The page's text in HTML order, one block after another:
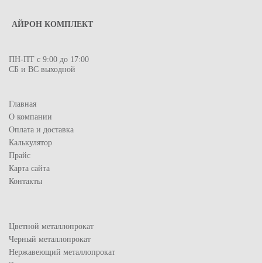
АЙРОН КОМПЛЕКТ
ПН-ПТ с 9:00 до 17:00
СБ и ВС выходной
Главная
О компании
Оплата и доставка
Калькулятор
Прайс
Карта сайта
Контакты
Цветной металлопрокат
Черный металлопрокат
Нержавеющий металлопрокат